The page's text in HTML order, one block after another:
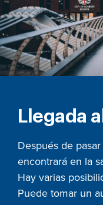
Llegada
Después de
encontrará en la
Hay varias
Puede tomar un